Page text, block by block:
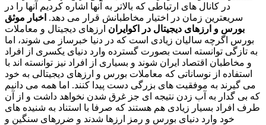
در کانال های ارتباطی که بالاتر به آنها اشاره کردیم آنها را در
سریعترین زمان در اختیار مخاطبانش قرار می دهد. اخبار موثق
بورس و ارزهای دیجیتال در اکوایران ارزهای دیجیتال و معاملات
بورس اگرچه سالیان زیادی است که در دنیا خبرساز می شوند، اما
به تازگی توانسته است بصورت گسترده وارد دنیای یکسری از افراد
و مخاطبان اقتصاد ایران شوند و بسیاری از افراد نیز توانسته اند با
استفاده از نوساناتی که معاملات بورس و ارزهای دیجیتالی به خود
می گیرند به موفقیت های بزرگی دست پیدا کنند. اما همه می دانیم
که بی گدار به آب زدن نتیجه ای جز غرق شدن نخواهد داشت و از آن
طرف افراد بسیار زیادی هم هستند که صرفا با استناد به شنیده های
خود وارد دنیای بورس و رمز ارزها شدند و ضررهای سنگین و